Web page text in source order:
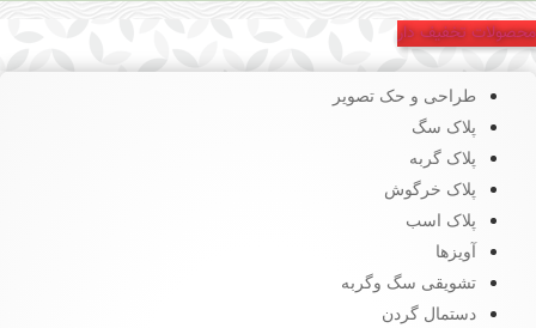
محصولات تخفیف دار
طراحی و حک تصویر
پلاک سگ
پلاک گربه
پلاک خرگوش
پلاک اسب
آویزها
تشویقی سگ وگربه
دستمال گردن